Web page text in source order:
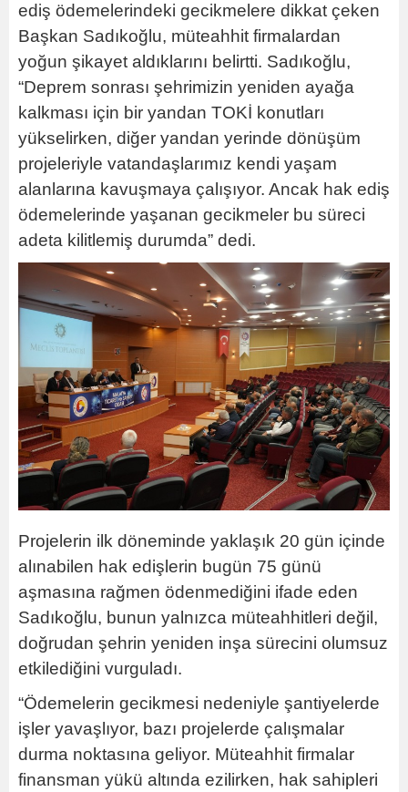
ediş ödemelerindeki gecikmelere dikkat çeken
Başkan Sadıkoğlu, müteahhit firmalardan
yoğun şikayet aldıklarını belirtti. Sadıkoğlu,
“Deprem sonrası şehrimizin yeniden ayağa
kalkması için bir yandan TOKİ konutları
yükselirken, diğer yandan yerinde dönüşüm
projeleriyle vatandaşlarımız kendi yaşam
alanlarına kavuşmaya çalışıyor. Ancak hak ediş
ödemelerinde yaşanan gecikmeler bu süreci
adeta kilitlemiş durumda” dedi.
Projelerin ilk döneminde yaklaşık 20 gün içinde
alınabilen hak edişlerin bugün 75 günü
aşmasına rağmen ödenmediğini ifade eden
Sadıkoğlu, bunun yalnızca müteahhitleri değil,
doğrudan şehrin yeniden inşa sürecini olumsuz
etkilediğini vurguladı.
“Ödemelerin gecikmesi nedeniyle şantiyelerde
işler yavaşlıyor, bazı projelerde çalışmalar
durma noktasına geliyor. Müteahhit firmalar
finansman yükü altında ezilirken, hak sahipleri